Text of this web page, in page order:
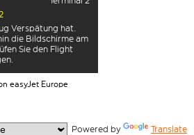
Verspätung hat.
die Bildschirme am
Sie den Flight
easyJet Europe
Powered by Translate